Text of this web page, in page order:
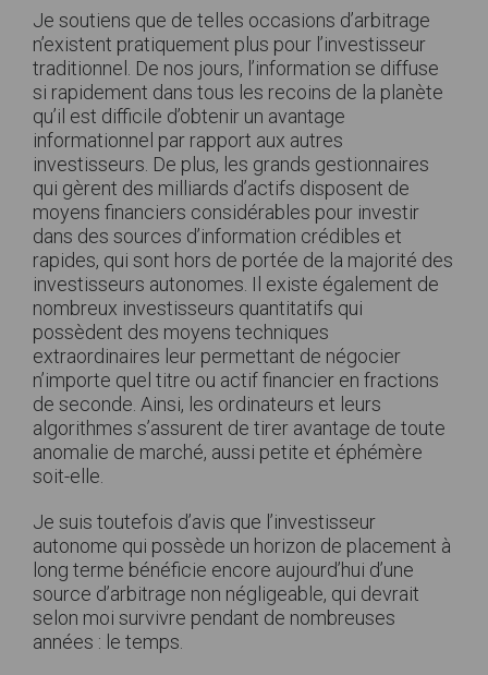
Je soutiens que de telles occasions d’arbitrage
n’existent pratiquement plus pour l’investisseur
traditionnel. De nos jours, l’information se diffuse
si rapidement dans tous les recoins de la planète
qu’il est difficile d’obtenir un avantage
informationnel par rapport aux autres
investisseurs. De plus, les grands gestionnaires
qui gèrent des milliards d’actifs disposent de
moyens financiers considérables pour investir
dans des sources d’information crédibles et
rapides, qui sont hors de portée de la majorité des
investisseurs autonomes. Il existe également de
nombreux investisseurs quantitatifs qui
possèdent des moyens techniques
extraordinaires leur permettant de négocier
n’importe quel titre ou actif financier en fractions
de seconde. Ainsi, les ordinateurs et leurs
algorithmes s’assurent de tirer avantage de toute
anomalie de marché, aussi petite et éphémère
soit-elle.
Je suis toutefois d’avis que l’investisseur
autonome qui possède un horizon de placement à
long terme bénéficie encore aujourd’hui d’une
source d’arbitrage non négligeable, qui devrait
selon moi survivre pendant de nombreuses
années : le temps.